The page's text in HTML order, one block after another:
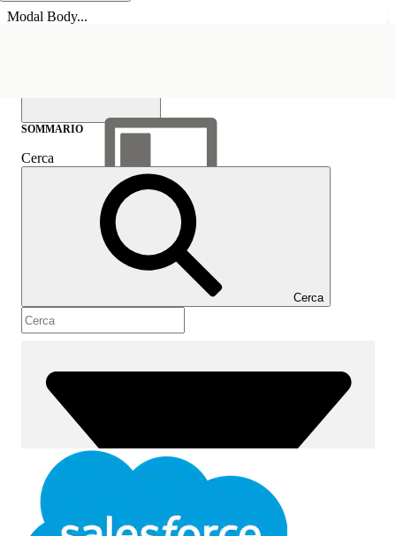
Modal Body...
Mostra sommario
Sommario
SOMMARIO
Cerca
Cerca